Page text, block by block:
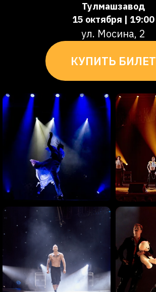
Тулмашзавод
15 октября | 19:00
ул. Мосина, 2
КУПИТЬ БИЛЕТ